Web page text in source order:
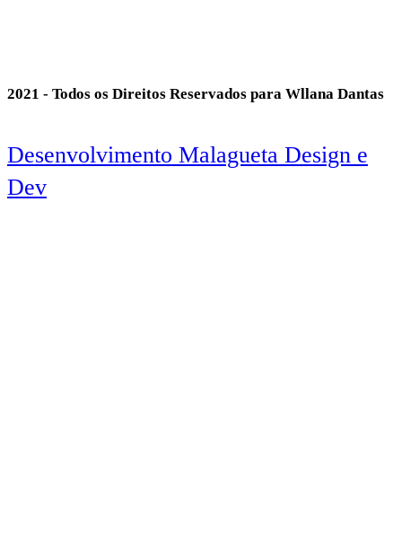
2021 - Todos os Direitos Reservados para Wllana Dantas
Desenvolvimento Malagueta Design e
Dev